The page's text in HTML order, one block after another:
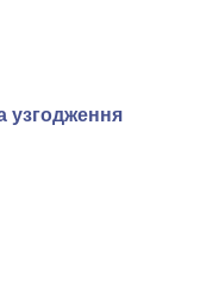
узгодження